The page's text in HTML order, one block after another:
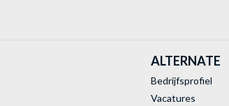
ALTERNATE
Bedrijfsprofiel
Vacatures